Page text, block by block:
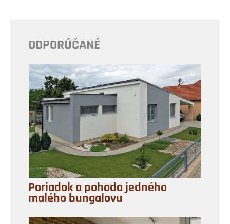
ODPORÚČANÉ
Poriadok a pohoda jedného
malého bungalovu